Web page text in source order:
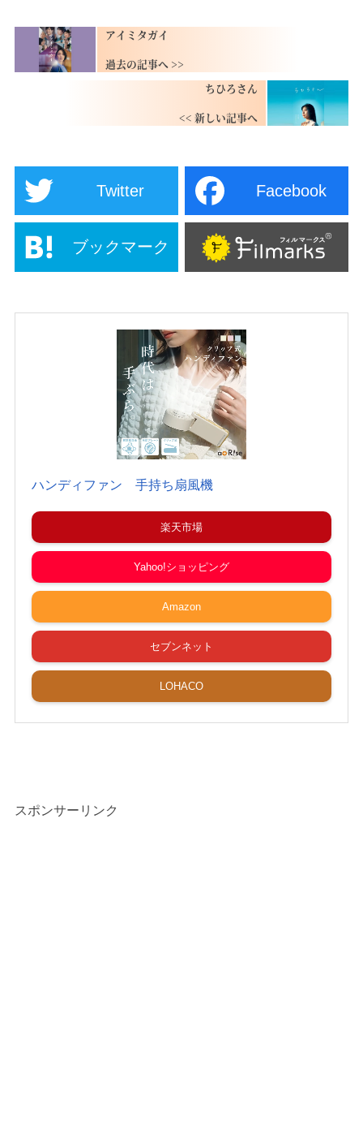
アイミタガイ
ちひろさん
Twitter Facebook
ブックマーク
ハンディファン 手持ち扇風機
楽天市場
Yahoo!ショッピング
Amazon
セブンネット
LOHACO
スポンサーリンク